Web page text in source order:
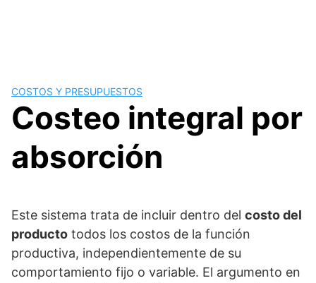
COSTOS Y PRESUPUESTOS
Costeo integral por
absorción
Este sistema trata de incluir dentro del costo del
producto todos los costos de la función
productiva, independientemente de su
comportamiento fijo o variable. El argumento en